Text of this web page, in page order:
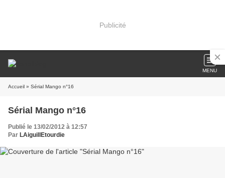
Publicité
MENU
Accueil » Sérial Mango n°16
Sérial Mango n°16
Publié le 13/02/2012 à 12:57
Par LAiguillEtourdie